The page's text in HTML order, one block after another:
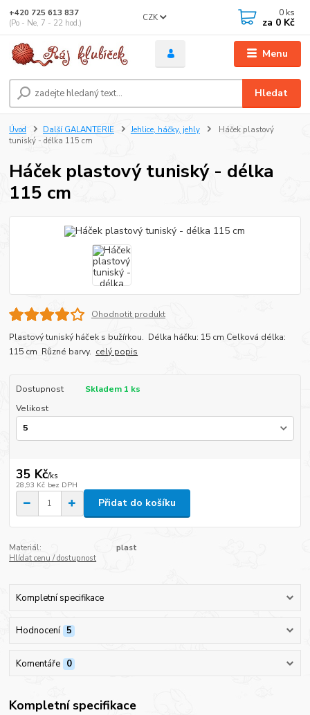
Menu
CZK
Hledat
+420 725 613 837
(Po - Ne, 7 - 22 hod.)
0 ks
za 0 Kč
Úvod Další GALANTERIE Jehlice, háčky, jehly
Háček plastový
tuniský - délka 115 cm
Háček plastový tuniský - délka
115 cm
Ohodnotit produkt
Plastový tuniský háček s bužírkou. Délka háčku: 15 cm Celková délka:
115 cm Různé barvy. celý popis
Dostupnost
Skladem 1 ks
Velikost
35 Kč/ks
28,93 Kč bez DPH
Přidat do košíku
Materiál:
plast
Hlídat cenu / dostupnost
Kompletní specifikace
Hodnocení 5
Komentáře 0
Kompletní specifikace